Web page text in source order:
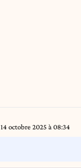
14 octobre 2025 à 08:34